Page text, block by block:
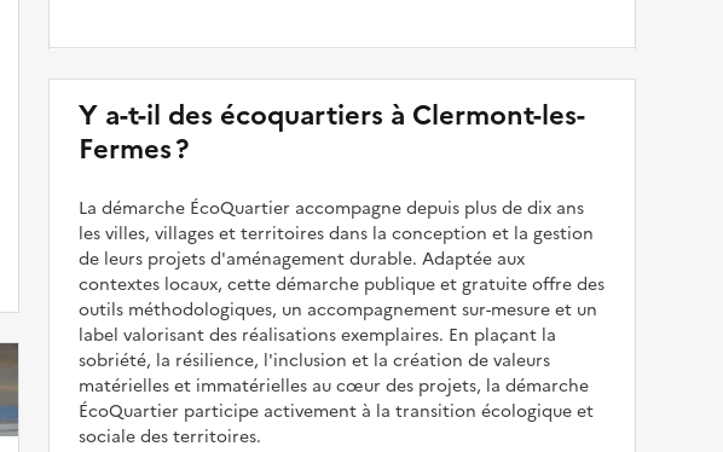
Y a-t-il des écoquartiers à Clermont-les-
Fermes ?
La démarche ÉcoQuartier accompagne depuis plus de dix ans
les villes, villages et territoires dans la conception et la gestion
de leurs projets d'aménagement durable. Adaptée aux
contextes locaux, cette démarche publique et gratuite offre des
outils méthodologiques, un accompagnement sur-mesure et un
label valorisant des réalisations exemplaires. En plaçant la
sobriété, la résilience, l'inclusion et la création de valeurs
matérielles et immatérielles au cœur des projets, la démarche
ÉcoQuartier participe activement à la transition écologique et
sociale des territoires.